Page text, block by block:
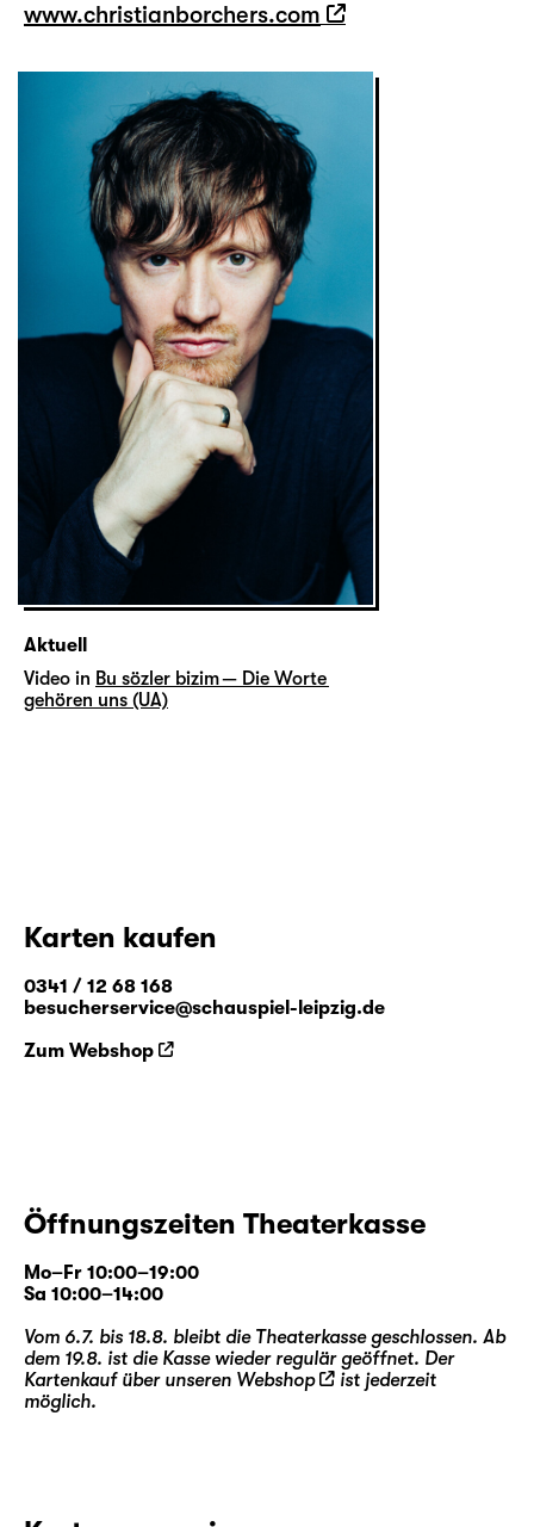
www.christianborchers.com
Aktuell
Video in Bu sözler bizim — Die Worte
gehören uns (UA)
Karten kaufen
0341 / 12 68 168
besucherservice@schauspiel-leipzig.de
Zum Webshop
Öffnungszeiten Theaterkasse
Mo–Fr 10:00–19:00
Sa 10:00–14:00
Vom 6.7. bis 18.8. bleibt die Theaterkasse geschlossen. Ab
dem 19.8. ist die Kasse wieder regulär geöffnet. Der
Kartenkauf über unseren Webshop
ist jederzeit
möglich.